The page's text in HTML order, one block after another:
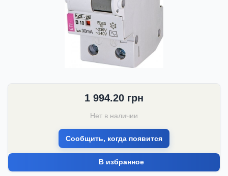
1 994.20 грн
Нет в наличии
Сообщить, когда появится
В избранное